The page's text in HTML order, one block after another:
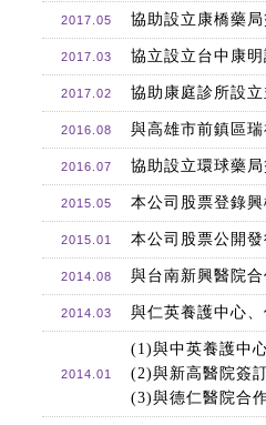
2017.05 協助設立康橋藥
2017.03 協立設立台中康
2017.02 協助康庭診所設
2016.08 與高雄市前鎮區
2016.07 協助設立環球藥
2015.05 本公司股票登錄興
2015.01 本公司股票公開發
2014.08 與台南新興醫院
2014.03 與仁英養護中心
2014.01
(1)與中英養護中
(2)與新高醫院簽
(3)與德仁醫院合